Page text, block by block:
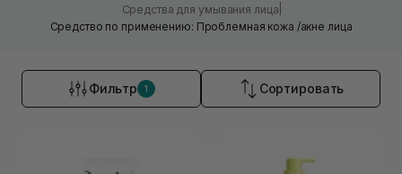
Средства для умывания лица
Средство по применению: Проблемная кожа /акне лица
Фильтр 1 Сортировать